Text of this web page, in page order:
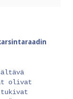
olivat